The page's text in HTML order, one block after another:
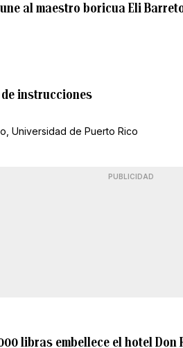
al maestro boricua Eli
instrucciones
Universidad de Puerto Rico
PUBLICIDAD
libras embellece el hotel Don